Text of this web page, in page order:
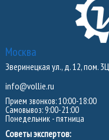
Москва
Зверинецкая ул., д. 12, пом. 3Ц
info@vollie.ru
Прием звонков: 10:00-18:00
Самовывоз: 9:00-21:00
Понедельник - пятница
Советы экспертов: